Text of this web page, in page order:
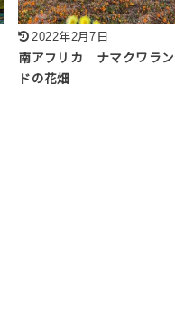
2022年2月7日
南アフリカ ナマクワラン
ドの花畑